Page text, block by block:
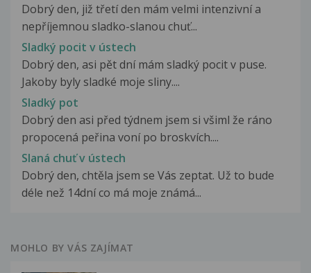
Dobrý den, již třetí den mám velmi intenzivní a
nepříjemnou sladko-slanou chuť...
Sladký pocit v ústech
Dobrý den, asi pět dní mám sladký pocit v puse.
Jakoby byly sladké moje sliny....
Sladký pot
Dobrý den asi před týdnem jsem si všiml že ráno
propocená peřina voní po broskvích....
Slaná chuť v ústech
Dobrý den, chtěla jsem se Vás zeptat. Už to bude
déle než 14dní co má moje známá...
MOHLO BY VÁS ZAJÍMAT